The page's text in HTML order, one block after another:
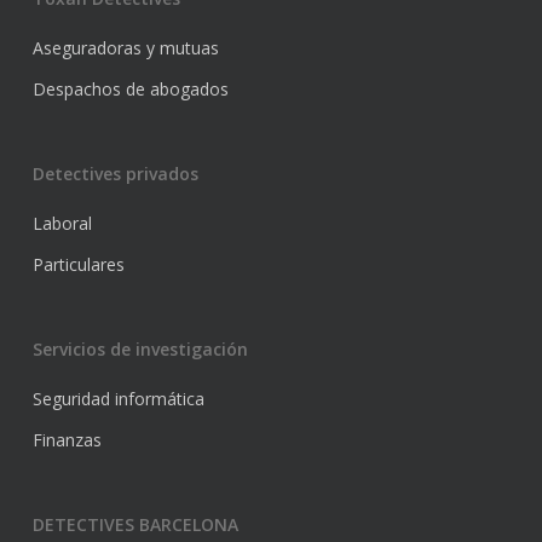
Aseguradoras y mutuas
Despachos de abogados
Detectives privados
Laboral
Particulares
Servicios de investigación
Seguridad informática
Finanzas
DETECTIVES BARCELONA